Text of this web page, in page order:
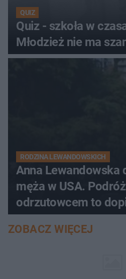
QUIZ
Quiz - szkoła w
Młodzież nie ma
RODZINA LEWANDOWSKICH
Anna Lewandowska
męża w USA.
odrzutowcem to
ZOBACZ WIĘCEJ